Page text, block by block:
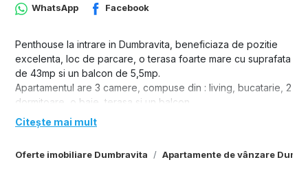
Oferte imobiliare Dumbravita Apartamente de vânzare
WhatsApp Facebook
Penthouse la intrare in Dumbravita, beneficiaza de pozitie
excelenta, loc de parcare, o terasa foarte mare cu suprafata
de 43mp si un balcon de 5,5mp.
Apartamentul are 3 camere, compuse din : living, bucatarie, 2
dormitoare, o baie, terasa si un balcon.
Terasa este amenajata cu o zona de barbeque cu gratar.
Pretul include si un loc de parcare.
Citește mai mult